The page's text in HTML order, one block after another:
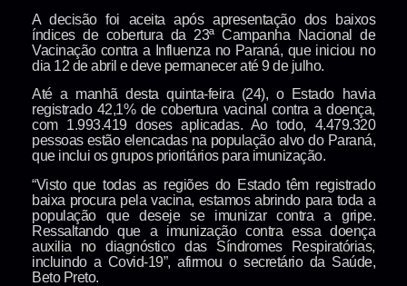
A decisão foi aceita após apresentação dos baixos
índices de cobertura da 23ª Campanha Nacional de
Vacinação contra a Influenza no Paraná, que iniciou no
dia 12 de abril e deve permanecer até 9 de julho.
Até a manhã desta quinta-feira (24), o Estado havia
registrado 42,1% de cobertura vacinal contra a doença,
com 1.993.419 doses aplicadas. Ao todo, 4.479.320
pessoas estão elencadas na população alvo do Paraná,
que inclui os grupos prioritários para imunização.
“Visto que todas as regiões do Estado têm registrado
baixa procura pela vacina, estamos abrindo para toda a
população que deseje se imunizar contra a gripe.
Ressaltando que a imunização contra essa doença
auxilia no diagnóstico das Síndromes Respiratórias,
incluindo a Covid-19”, afirmou o secretário da Saúde,
Beto Preto.